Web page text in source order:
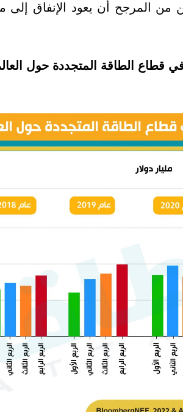
المرجح أن يعود الإنفاق إلى
في قطاع الطاقة المتجددة حول